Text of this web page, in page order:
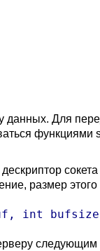
данных. Для
функциями
размер
buf, int
следующим